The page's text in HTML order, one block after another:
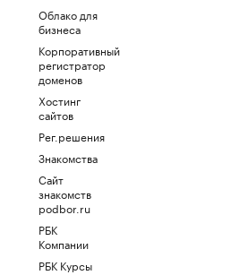
Облако для
бизнеса
Корпоративный
регистратор
доменов
Хостинг
сайтов
Рег.решения
Знакомства
Сайт
знакомств
podbor.ru
РБК
Компании
РБК Курсы